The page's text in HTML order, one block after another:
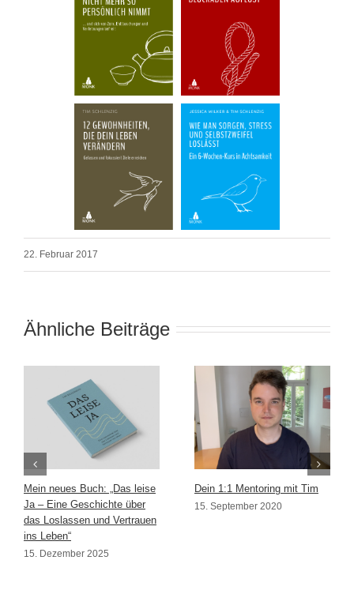
22. Februar 2017
Ähnliche Beiträge
Mein neues Buch: „Das leise
Ja – Eine Geschichte über
das Loslassen und Vertrauen
ins Leben“
15. Dezember 2025
Dein 1:1 Mentoring mit Tim
15. September 2020